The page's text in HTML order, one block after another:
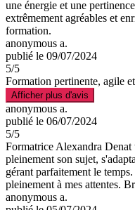
une énergie et une
extrêmement agréables et
formation.
anonymous a.
publié le 09/07/2024
5/5
Formation pertinente, agile
Afficher plus d'avis
anonymous a.
publié le 06/07/2024
5/5
Formatrice Alexandra
pleinement son sujet,
gérant parfaitement le
pleinement à mes attentes.
anonymous a.